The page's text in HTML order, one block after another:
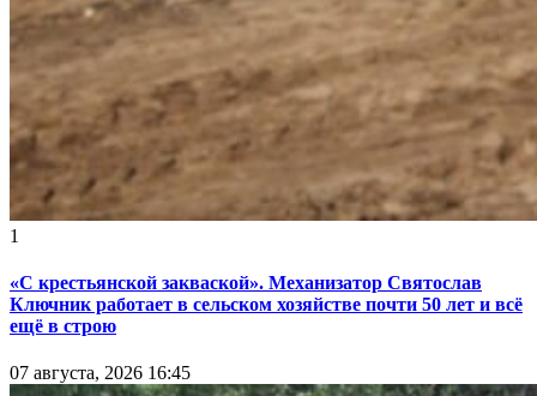
1
«С крестьянской закваской». Механизатор Святослав
Ключник работает в сельском хозяйстве почти 50 лет и всё
ещё в строю
07 августа, 2026 16:45